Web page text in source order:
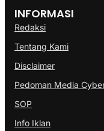
INFORMASI
Redaksi
Tentang Kami
Disclaimer
Pedoman Media
SOP
Info Iklan